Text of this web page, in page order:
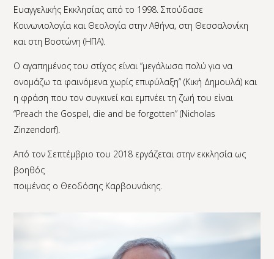
Ευαγγελικής Εκκλησίας από το 1998. Σπούδασε
Κοινωνιολογία και Θεολογία στην Αθήνα, στη Θεσσαλονίκη
και στη Βοστώνη (ΗΠΑ).
Ο αγαπημένος του στίχος είναι “μεγάλωσα πολύ για να
ονομάζω τα φαινόμενα χωρίς επιφύλαξη” (Κική Δημουλά) και
η φράση που τον συγκινεί και εμπνέει τη ζωή του είναι
“Preach the Gospel, die and be forgotten” (Nicholas
Zinzendorf).
Από τον Σεπτέμβριο του 2018 εργάζεται στην εκκλησία ως
βοηθός
ποιμένας ο Θεοδόσης Καρβουνάκης.